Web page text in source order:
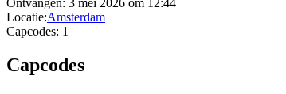
Ontvangen: 3 mei 2026 om 12:44
Locatie:Amsterdam
Capcodes: 1
Capcodes